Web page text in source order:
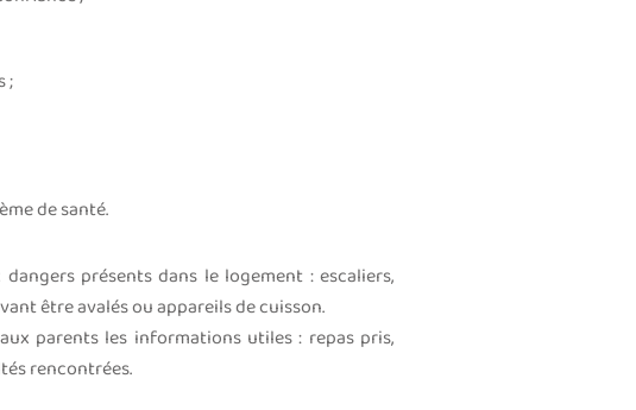
;
de santé.
présents dans le logement : escaliers,
être avalés ou appareils de cuisson.
parents les informations utiles : repas pris,
rencontrées.